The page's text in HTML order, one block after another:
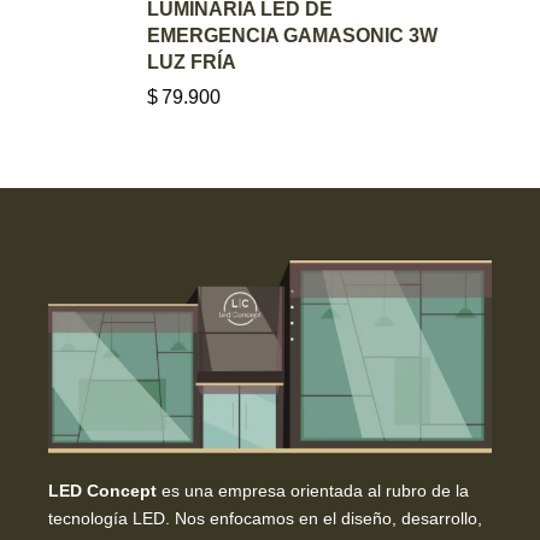
AGREGAR AL CARRITO
LUMINARIA LED DE
EMERGENCIA GAMASONIC 3W
LUZ FRÍA
79.900
LED Concept es una empresa orientada al rubro de la
tecnología LED. Nos enfocamos en el diseño, desarrollo,